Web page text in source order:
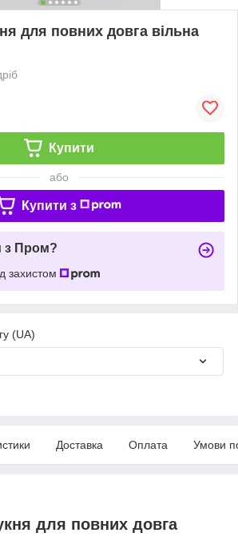
для повних довга вільна
Купити
або
Купити з
з Пром?
захистом
(UA)
Доставка Оплата Умови
для повних довга